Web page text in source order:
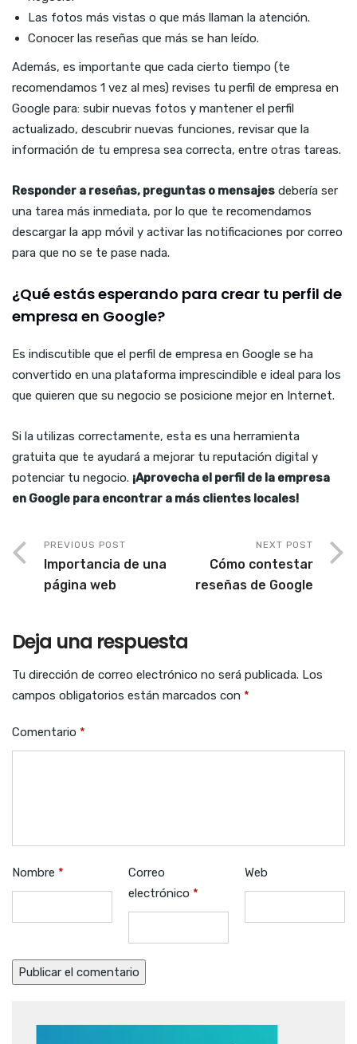
Las fotos más vistas o que más llaman la atención.
Conocer las reseñas que más se han leído.
Además, es importante que cada cierto tiempo (te
recomendamos 1 vez al mes) revises tu perfil de empresa en
Google para: subir nuevas fotos y mantener el perfil
actualizado, descubrir nuevas funciones, revisar que la
información de tu empresa sea correcta, entre otras tareas.
Responder a reseñas, preguntas o mensajes debería ser
una tarea más inmediata, por lo que te recomendamos
descargar la app móvil y activar las notificaciones por correo
para que no se te pase nada.
¿Qué estás esperando para crear tu perfil de
empresa en Google?
Es indiscutible que el perfil de empresa en Google se ha
convertido en una plataforma imprescindible e ideal para los
que quieren que su negocio se posicione mejor en Internet.
Si la utilizas correctamente, esta es una herramienta
gratuita que te ayudará a mejorar tu reputación digital y
potenciar tu negocio. ¡Aprovecha el perfil de la empresa
en Google para encontrar a más clientes locales!
PREVIOUS POST
Importancia de una
página web
NEXT POST
Cómo contestar
reseñas de Google
Deja una respuesta
Tu dirección de correo electrónico no será publicada. Los
campos obligatorios están marcados con *
Comentario *
Nombre *
Correo
electrónico *
Web